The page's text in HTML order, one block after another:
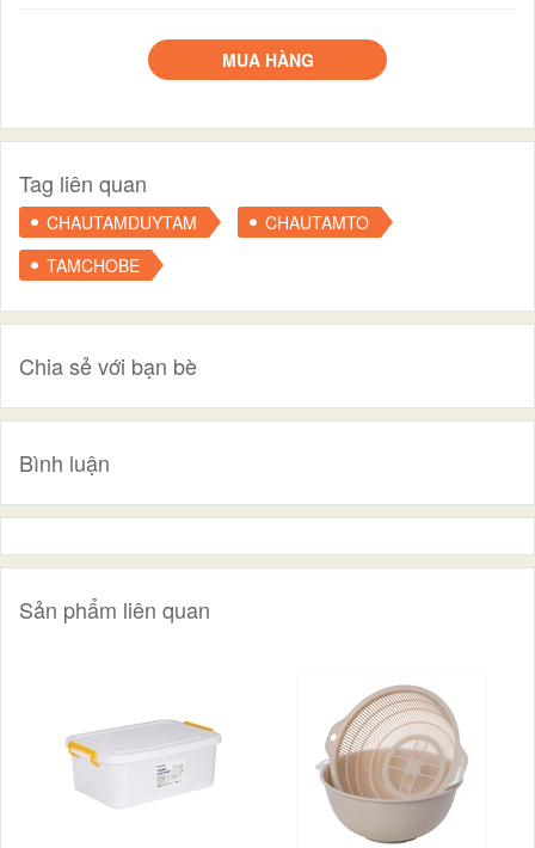
MUA HÀNG
Tag liên quan
CHAUTAMDUYTAM
CHAUTAMTO
TAMCHOBE
Chia sẻ với bạn bè
Bình luận
Sản phẩm liên quan